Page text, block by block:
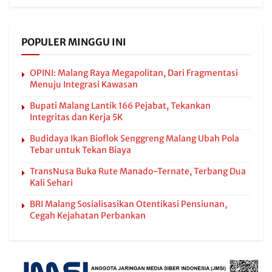
POPULER MINGGU INI
OPINI: Malang Raya Megapolitan, Dari Fragmentasi
Menuju Integrasi Kawasan
Bupati Malang Lantik 166 Pejabat, Tekankan
Integritas dan Kerja 5K
Budidaya Ikan Bioflok Senggreng Malang Ubah Pola
Tebar untuk Tekan Biaya
TransNusa Buka Rute Manado-Ternate, Terbang Dua
Kali Sehari
BRI Malang Sosialisasikan Otentikasi Pensiunan,
Cegah Kejahatan Perbankan